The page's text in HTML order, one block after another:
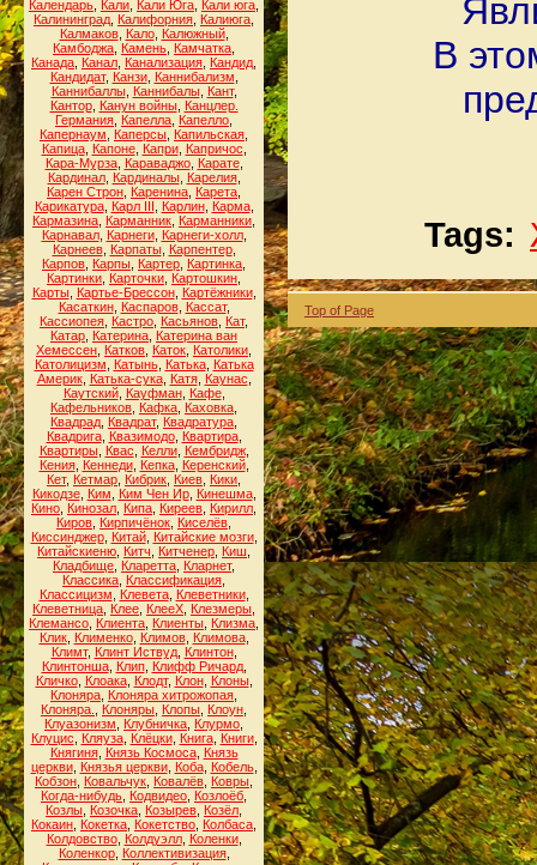
Календарь Кали Кали Юга Кали юга
Калининград Калифорния Калиюга
Калмаков, Кало, Калюжный,
Камбоджа Камень Камчатка
Канада Канал Канализация Кандид
Кандидат, Канзи, Каннибализм
Каннибаллы, Каннибалы, Кант,
Кантор, Канун войны, Канцлер.
Германия Капелла Капелло
Капернаум
Каперсы Капильская
Капица, Капоне, Капри, Капричос
Кара-Мурза, Караваджо, Карате,
Кардинал, Кардиналы, Карелия,
Карен Строн Каренина Карета
Карикатура, Карл III Карлин, Карма,
Кармазина Карманник Карманники
Карнавал, Карнеги, Карнеги-холл,
Карнеев, Карпаты, Карпентер,
Карпов Карпы Картер Картинка
Картинки Карточки Картошкин
Карты, Картье-Брессон, Картёжники,
Касаткин, Каспаров, Кассат,
Кассиопея Кастро Касьянов Кат,
Катар Катерина Катерина ван
Хемессен Катков Каток Католики
Католицизм
Катынь, Катька, Катька
Америк, Катька-сука, Катя, Каунас
Каутский, Кауфман, Кафе,
Кафельников Кафка Каховка
Квадрад Квадрат, Квадратура
Квадрига, Квазимодо, Квартира,
Квартиры, Квас Келли, Кембридж,
Кения, Кеннеди, Кепка, Керенский,
Кет, Кетмар Кибрик Киев Кики
Кикодзе, Ким Ким Чен Ир, Кинешма,
Кино Кинозал Кипа Киреев Кирилл
Киров Кирпичёнок Киселёв
Киссинджер, Китай, Китайские мозги,
Китайскиеню Китч Китченер Киш
Кладбище Кларетта Кларнет,
Классика Классификация
Классицизм
Клевета, Клеветники,
Клеветница Клее КлееХ Клезмеры
Клемансо Клиента Клиенты Клизма
Клик, Клименко, Климов, Климова,
Климт, Клинт Иствуд, Клинтон,
Клинтонша, Клип, Клифф Ричард,
Кличко, Клоака, Клодт, Клон, Клоны,
Клоняра Клоняра хитрожопая
Клоняра.
Клоняры Клопы Клоун
Клуазонизм
Клубничка Клурмо
Клуцис
Кляуза, Клёцки, Книга, Книги,
Княгиня, Князь Космоса, Князь
церкви, Князья церкви, Коба, Кобель,
Кобзон Ковальчук Ковалёв Ковры
Когда-нибудь Кодвидео Козлоёб
Козлы Козочка Козырев Козёл
Кокаин Кокетка Кокетство Колбаса
Колдовство, Колдуэлл, Коленки,
Коленкор, Коллективизация,
В
Tags:
Top of Page